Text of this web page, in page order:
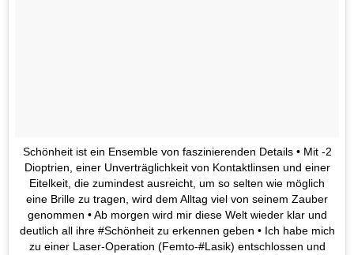
Schönheit ist ein Ensemble von faszinierenden Details • Mit -2
Dioptrien, einer Unverträglichkeit von Kontaktlinsen und einer
Eitelkeit, die zumindest ausreicht, um so selten wie möglich
eine Brille zu tragen, wird dem Alltag viel von seinem Zauber
genommen • Ab morgen wird mir diese Welt wieder klar und
deutlich all ihre #Schönheit zu erkennen geben • Ich habe mich
zu einer Laser-Operation (Femto-#Lasik) entschlossen und